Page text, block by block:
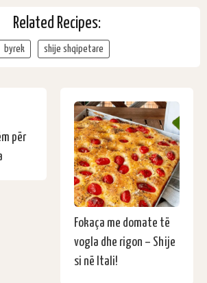
Related Recipes:
byrek shije shqipetare
për
Fokaça me domate të
vogla dhe rigon – Shije
si në Itali!